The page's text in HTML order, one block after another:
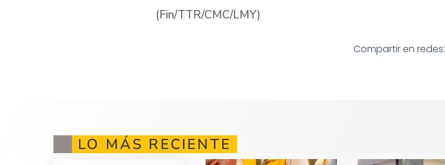
(Fin/TTR/CMC/LMY)
Compartir en redes:
LO MÁS RECIENTE